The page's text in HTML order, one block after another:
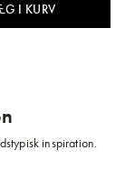
I KURV
inspiration.